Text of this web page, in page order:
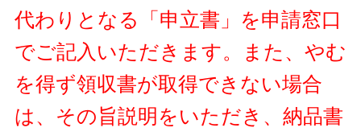
代わりとなる「申立書」
を申請窓口
でご記入いただきます。また、やむ
を得ず領収書が取得できない場合
は、その旨説明をいただき、納品書